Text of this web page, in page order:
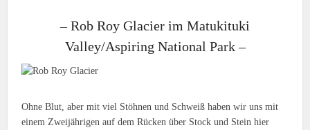
– Rob Roy Glacier im Matukituki
Valley/Aspiring National Park –
Ohne Blut, aber mit viel Stöhnen und Schweiß haben wir uns mit
einem Zweijährigen auf dem Rücken über Stock und Stein hier